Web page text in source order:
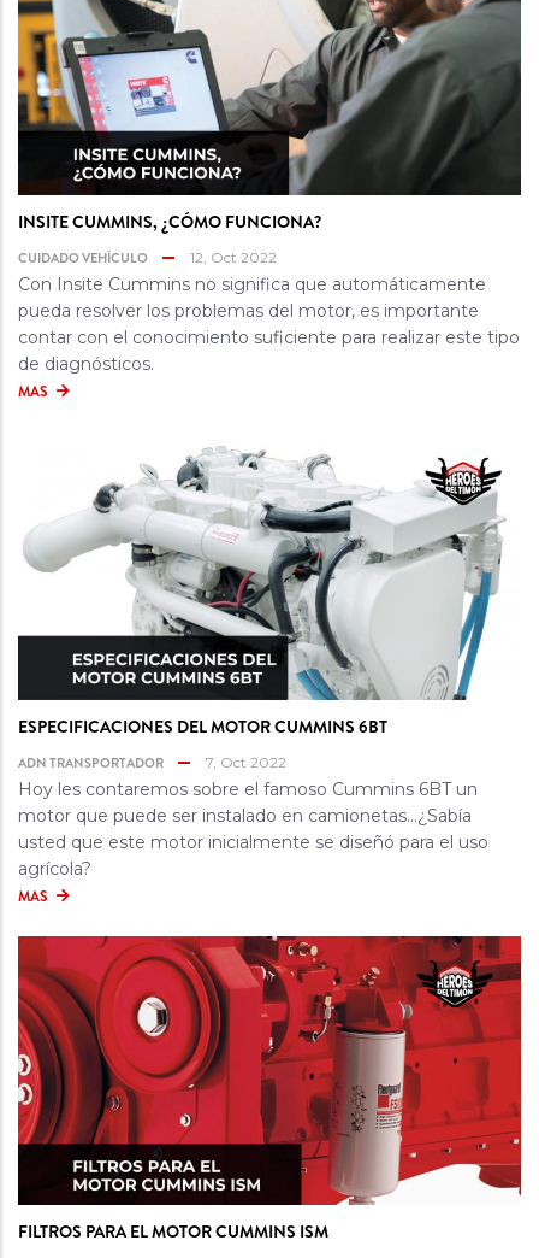
INSITE CUMMINS, ¿CÓMO FUNCIONA?
CUIDADO VEHÍCULO 12, Oct 2022
Con Insite Cummins no significa que automáticamente
pueda resolver los problemas del motor, es importante
contar con el conocimiento suficiente para realizar este tipo
de diagnósticos.
MAS
ESPECIFICACIONES DEL MOTOR CUMMINS 6BT
ADN TRANSPORTADOR 7, Oct 2022
Hoy les contaremos sobre el famoso Cummins 6BT un
motor que puede ser instalado en camionetas…¿Sabía
usted que este motor inicialmente se diseñó para el uso
agrícola?
MAS
FILTROS PARA EL MOTOR CUMMINS ISM